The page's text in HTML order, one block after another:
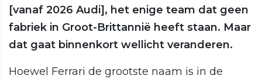
[vanaf 2026 Audi], het enige team dat geen
fabriek in Groot-Brittannië heeft staan. Maar
dat gaat binnenkort wellicht veranderen.
Hoewel Ferrari de grootste naam is in de